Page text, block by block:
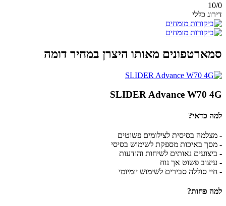
10/0
דירוג כללי
סמארטפונים מאותו היצרן במחיר דומה
SLIDER Advance W70 4G
למה כדאי?
- מצלמה בסיסית לצילומים פשוטים
- מסך באיכות מספקת לשימוש בסיסי
- ביצועים נאותים לשיחות והודעות
- עיצוב פשוט אך נוח
- חיי סוללה סבירים לשימוש יומיומי
למה פחות?